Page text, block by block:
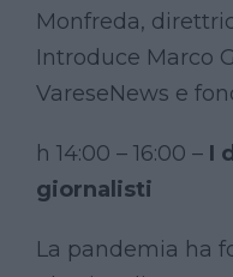
Monfreda,
Introduce Marco
VareseNews e
h 14:00 – 16:00 – I
giornalisti
La pandemia ha